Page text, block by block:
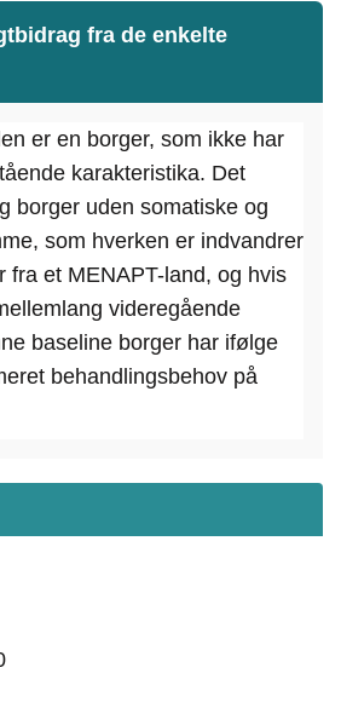
fra de enkelte
er en borger, som ikke har
karakteristika. Det
borger uden somatiske og
som hverken er indvandrer
fra et MENAPT-land, og hvis
videregående
baseline borger har ifølge
behandlingsbehov på